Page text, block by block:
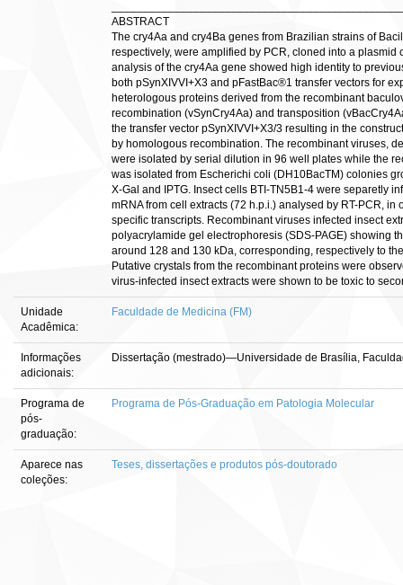
ABSTRACT
The cry4Aa and cry4Ba genes from Brazilian strains of
respectively, were amplified by PCR, cloned into a
analysis of the cry4Aa gene showed high identity to
both pSynXIVVI+X3 and pFastBac®1 transfer vectors for
heterologous proteins derived from the recombinant
recombination (vSynCry4Aa) and transposition
the transfer vector pSynXIVVI+X3/3 resulting in the
by homologous recombination. The recombinant viruses,
were isolated by serial dilution in 96 well plates while the
was isolated from Escherichi coli (DH10BacTM) colonies
X-Gal and IPTG. Insect cells BTI-TN5B1-4 were separetly
mRNA from cell extracts (72 h.p.i.) analysed by RT-PCR,
specific transcripts. Recombinant viruses infected insect
polyacrylamide gel electrophoresis (SDS-PAGE) showing
around 128 and 130 kDa, corresponding, respectively to
Putative crystals from the recombinant proteins were
virus-infected insect extracts were shown to be toxic to
Unidade
Acadêmica:
Faculdade de Medicina (FM)
Informações
adicionais:
Dissertação (mestrado)—Universidade de Brasília,
Programa de
pós-
graduação:
Programa de Pós-Graduação em Patologia Molecular
Aparece nas
coleções:
Teses, dissertações e produtos pós-doutorado